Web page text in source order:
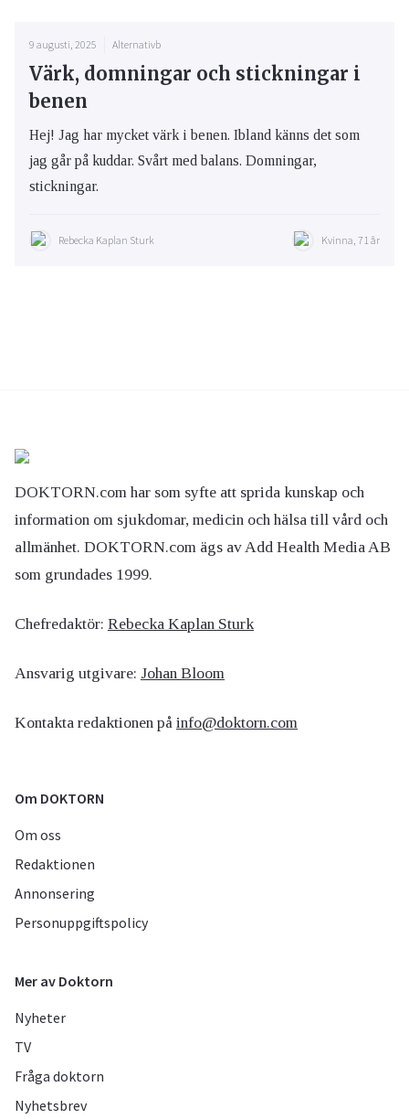
9 augusti, 2025 Alternativb
Värk, domningar och stickningar i
benen
Hej! Jag har mycket värk i benen. Ibland känns det som
jag går på kuddar. Svårt med balans. Domningar,
stickningar.
Rebecka Kaplan Sturk Kvinna, 71 år
DOKTORN.com har som syfte att sprida kunskap och
information om sjukdomar, medicin och hälsa till vård och
allmänhet. DOKTORN.com ägs av Add Health Media AB
som grundades 1999.
Chefredaktör: Rebecka Kaplan Sturk
Ansvarig utgivare: Johan Bloom
Kontakta redaktionen på info@doktorn.com
Om DOKTORN
Om oss
Redaktionen
Annonsering
Personuppgiftspolicy
Mer av Doktorn
Nyheter
TV
Fråga doktorn
Nyhetsbrev